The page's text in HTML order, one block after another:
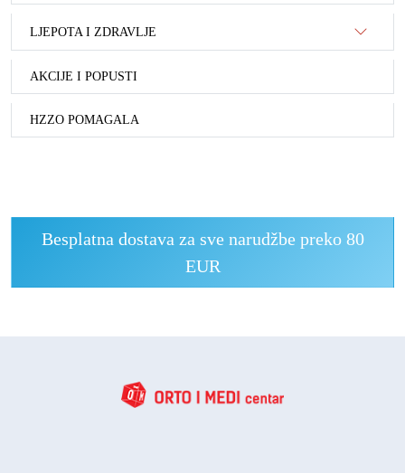
LJEPOTA I ZDRAVLJE
AKCIJE I POPUSTI
HZZO POMAGALA
Besplatna dostava za sve narudžbe preko 80
EUR